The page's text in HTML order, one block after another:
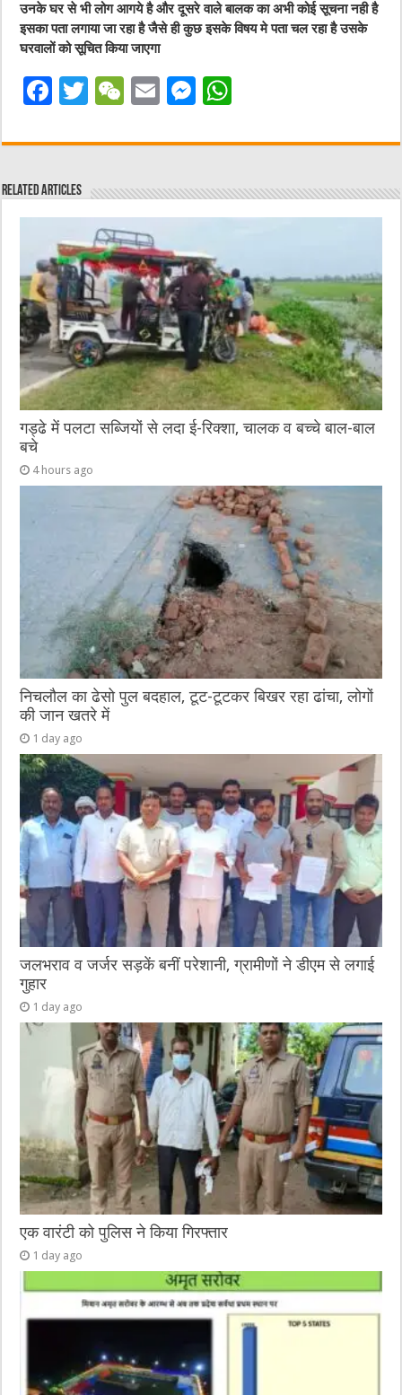
उनके घर से भी लोग आगये है और दूसरे वाले बालक का अभी कोई सूचना नही है
इसका पता लगाया जा रहा है जैसे ही कुछ इसके विषय मे पता चल रहा है उसके
घरवालों को सूचित किया जाएगा
F
c
e
b
o
o
k
T
it
r
W
C
at
E
ai
M
ss
n
er
at
A
p
Related Articles
गड्ढे में पलटा सब्जियों से लदा ई-रिक्शा, चालक व बच्चे बाल-बाल
बचे
4 hours ago
निचलौल का ढेसो पुल बदहाल, टूट-टूटकर बिखर रहा ढांचा, लोगों
की जान खतरे में
1 day ago
जलभराव व जर्जर सड़कें बनीं परेशानी, ग्रामीणों ने डीएम से लगाई
गुहार
1 day ago
एक वारंटी को पुलिस ने किया गिरफ्तार
1 day ago